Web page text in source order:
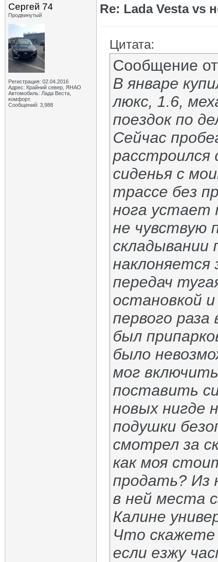
Сергей 74
Продвинутый
Регистрация: 02.04.2016
Адрес: Крайний север, ЯНАО
Автомобиль: Лада Веста,
комфорт.
Сообщений: 3,988
Re: Lada Vesta vs
Цитата:
Сообщение
В январе
люкс, 1.6,
поездок по
Сейчас
расстроился
сиденья с
трассе без
нога
не чувствую
складывании
наклоняется
передач
остановкой
первого
был
было
мог
поставить
новых нигде
подушки
смотрел за
как моя
продать? Из
в ней места
Калине
Что скажете
если езжу